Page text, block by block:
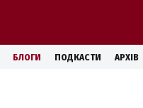
БЛОГИ ПОДКАСТИ АРХІВ